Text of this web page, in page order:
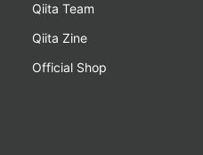
Qiita Team
Qiita Zine
Official Shop